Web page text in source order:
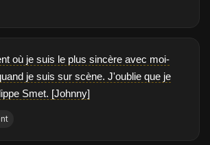
où je suis le plus sincère avec moi-
je suis sur scène. J'oublie que je
Smet. [Johnny]